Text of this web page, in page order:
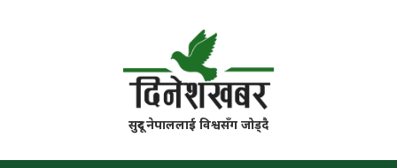
सुदूर नेपाललाई विश्वसँग जोड्दै